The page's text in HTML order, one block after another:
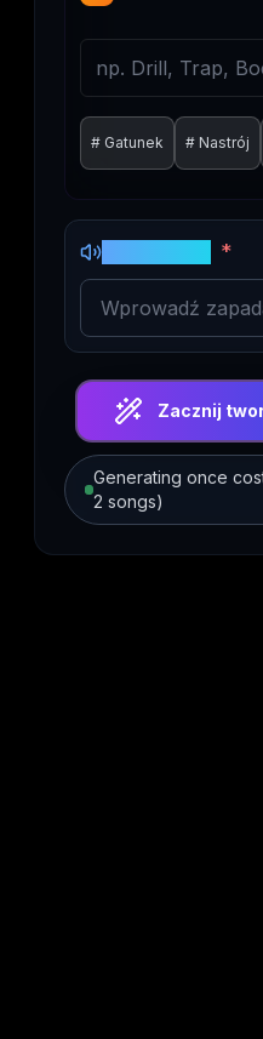
# Gatunek # Nastrój
*
Zacznij
Generating once
2 songs)